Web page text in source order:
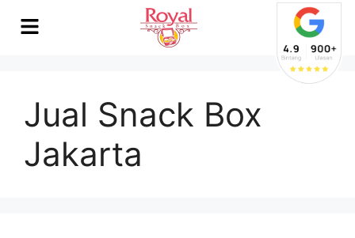
Jual Snack Box
Jakarta